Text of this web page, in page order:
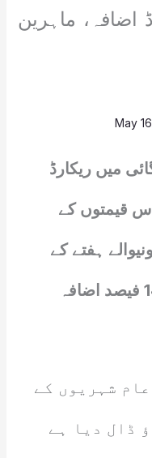
اضافہ، ماہرین
May
میں ریکارڈ
قیمتوں کے
ہونیوالے ہفتے کے
دوران سالانہ بنیادوں پر 14.52 فیصد اضافہ
شہریوں کے
ڈال دیا ہے